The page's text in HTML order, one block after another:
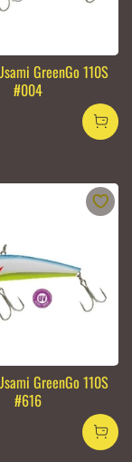
GreenGo 110S
#004
GreenGo 110S
#616